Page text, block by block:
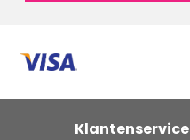
Klantenservice